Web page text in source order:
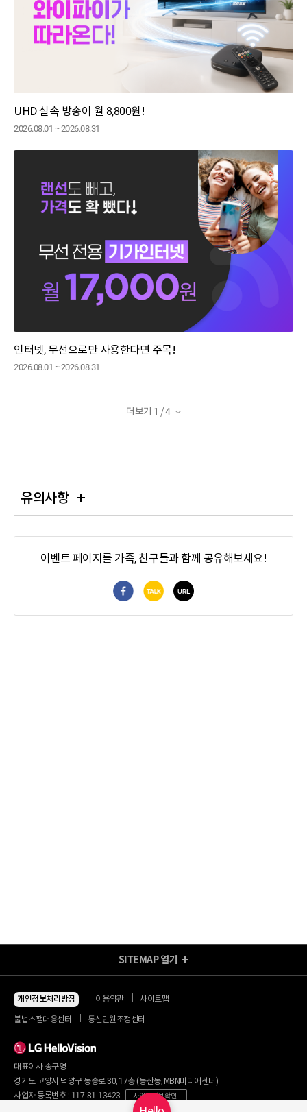
UHD 실속 방송이 월 8,800원!
2026.08.01 ~ 2026.08.31
인터넷, 무선으로만 사용한다면 주목!
2026.08.01 ~ 2026.08.31
더보기 1 / 4
유의사항
이벤트 페이지를 가족, 친구들과 함께 공유해보세요!
페이스북 공유카카오톡 공유
URL 공유
지금 최저가
인터넷+TV
인터넷 요금제
TV 요금제
인터넷
요금제
인터넷+모바일
왜 헬로비전일까요?
직영몰 단독 혜택
기획전/이벤트
SITEMAP 열기
개인정보처리방침 이용약관 사이트맵
불법스팸대응센터 통신민원조정센터
대표이사 송구영
경기도 고양시 덕양구 동송로 30, 17층 (동산동, MBN미디어센터)
사업자 등록번호 : 117-81-13423
사업자 정보 확인